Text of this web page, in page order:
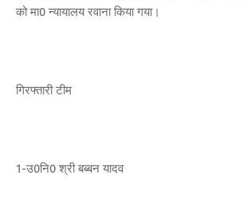
को मा0 न्यायालय रवाना किया गया।
गिरफ्तारी टीम
1-उ0नि0 श्री बब्बन यादव